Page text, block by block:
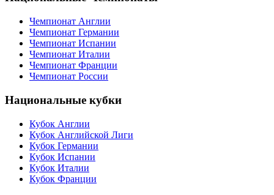
Чемпионат Англии
Чемпионат Германии
Чемпионат Испании
Чемпионат Италии
Чемпионат Франции
Чемпионат России
Национальные кубки
Кубок Англии
Кубок Английской Лиги
Кубок Германии
Кубок Испании
Кубок Италии
Кубок Франции